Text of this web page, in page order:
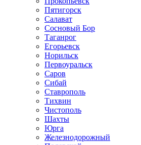
Пятигорск
Салават
Сосновый Бор
Таганрог
Егорьевск
Норильск
Первоуральск
Саров
Сибай
Ставрополь
Тихвин
Чистополь
Шахты
Юрга
Железнодорожный